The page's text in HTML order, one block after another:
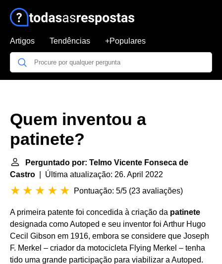
Artigos Tendências +Populares
Quem inventou a
patinete?
Perguntado por: Telmo Vicente Fonseca de
Castro | Última atualização: 26. April 2022
Pontuação: 5/5 (23 avaliações)
A primeira patente foi concedida à criação da patinete
designada como Autoped e seu inventor foi Arthur Hugo
Cecil Gibson em 1916, embora se considere que Joseph
F. Merkel – criador da motocicleta Flying Merkel – tenha
tido uma grande participação para viabilizar a Autoped.